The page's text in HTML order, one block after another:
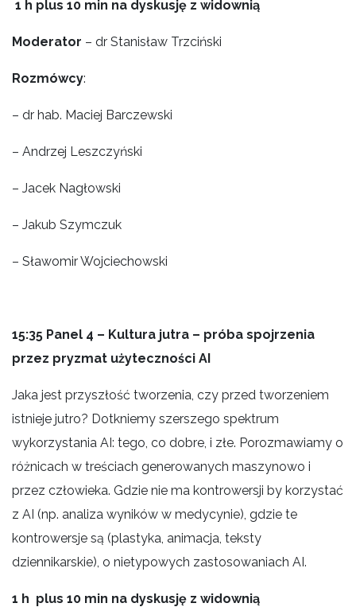
1 h plus 10 min na dyskusję z widownią
Moderator – dr Stanisław Trzciński
Rozmówcy:
– dr hab. Maciej Barczewski
– Andrzej Leszczyński
– Jacek Nagłowski
– Jakub Szymczuk
– Sławomir Wojciechowski
15:35 Panel 4 – Kultura jutra – próba spojrzenia
przez pryzmat użyteczności AI
Jaka jest przyszłość tworzenia, czy przed tworzeniem
istnieje jutro? Dotkniemy szerszego spektrum
wykorzystania AI: tego, co dobre, i złe. Porozmawiamy o
różnicach w treściach generowanych maszynowo i
przez człowieka. Gdzie nie ma kontrowersji by korzystać
z AI (np. analiza wyników w medycynie), gdzie te
kontrowersje są (plastyka, animacja, teksty
dziennikarskie), o nietypowych zastosowaniach AI.
1 h plus 10 min na dyskusję z widownią